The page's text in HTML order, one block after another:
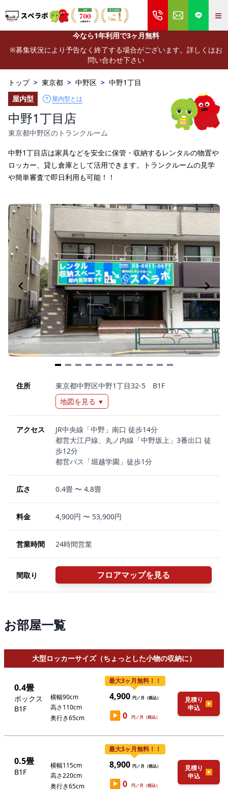
≡
今なら1年利用で3ヶ月無料
※募集状況により予告なく終了する場合がございます。詳しくはお
問い合わせ下さい
トップ > 東京都 > 中野区 > 中野1丁目
屋内型
屋内型とは
中野1丁目店
東京都中野区のトランクルーム
中野1丁目店は家具などを安全に保管・収納するレンタルの物置や
ロッカー、貸し倉庫として活用できます。トランクルームの見学
や簡単審査で即日利用も可能！！
住所
東京都中野区中野1丁目32-5 B1F
地図を見る ▼
アクセス
JR中央線「中野」南口 徒歩14分
都営大江戸線、丸ノ内線「中野坂上」3番出口 徒
歩12分
都営バス「堀越学園」徒歩1分
広さ 0.4畳 〜 4.8畳
料金 4,900円 〜 53,900円
営業時間 24時間営業
間取り フロアマップを見る
お部屋一覧
大型ロッカーサイズ（ちょっとした小物の収納に）
0.4畳
ボックス
B1F
横幅90cm
高さ110cm
奥行き65cm
最大3ヶ月無料！！
4,900円／月（税込）
▶0 円／月（税込）
見積り
申込
▶
0.5畳
B1F
横幅115cm
高さ220cm
奥行き65cm
最大3ヶ月無料！！
8,900円／月（税込）
▶0 円／月（税込）
見積り
申込
▶